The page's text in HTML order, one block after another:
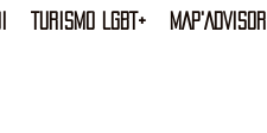
TURISMO LGBT+ MAP'ADVISOR